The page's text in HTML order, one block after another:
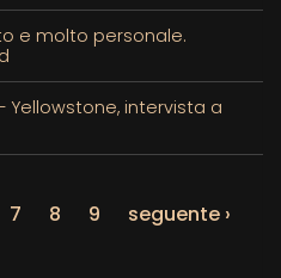
e molto personale.
Yellowstone, intervista a
7 8 9
seguente ›